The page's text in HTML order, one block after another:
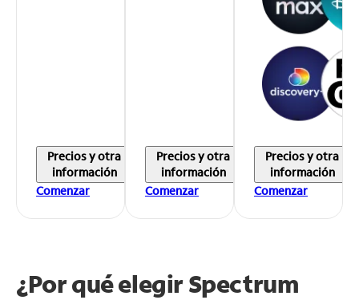
Precios y otra
información
Comenzar
Precios y otra
información
Comenzar
Precios y otra
información
Comenzar
¿Por qué elegir Spectrum